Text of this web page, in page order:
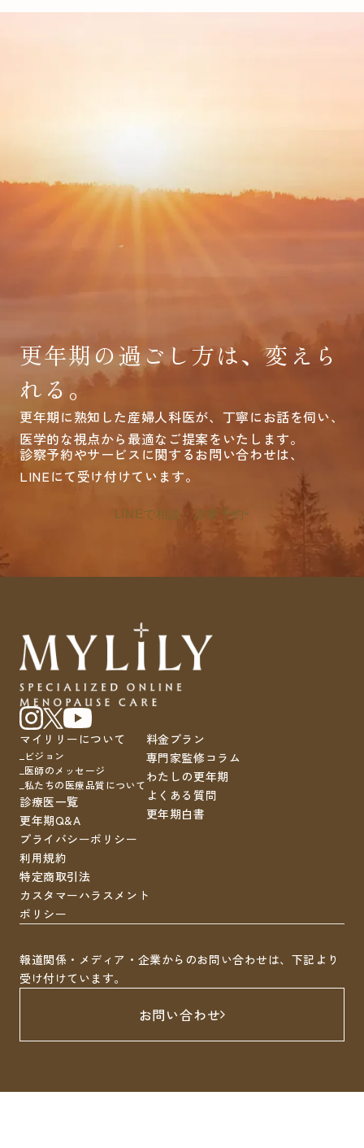
更年期の過ごし方は、変えら
れる。
更年期に熟知した産婦人科医が、丁寧にお話を伺い、
医学的な視点から最適なご提案をいたします。
診察予約やサービスに関するお問い合わせは、
LINEにて受け付けています。
LINEで相談・診療予約
マイリリーについて
ビジョン
医師のメッセージ
私たちの医療品質について
診療医一覧
更年期Q&A
料金プラン
専門家監修コラム
わたしの更年期
よくある質問
更年期白書
プライバシーポリシー
利用規約
特定商取引法
カスタマーハラスメント
ポリシー
報道関係・メディア・企業からのお問い合わせは、下記より
受け付けています。
お問い合わせ